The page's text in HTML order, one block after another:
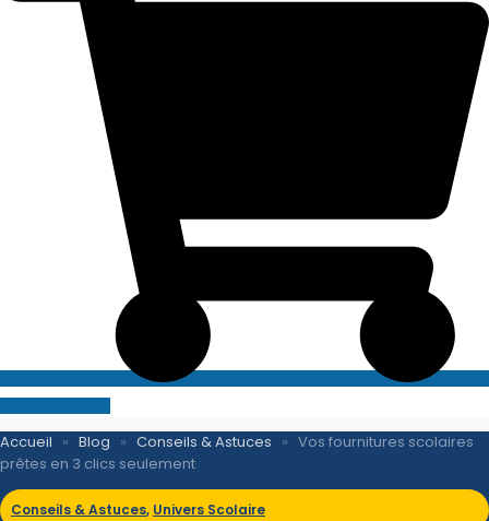
Accueil » Blog » Conseils & Astuces » Vos fournitures scolaires
prêtes en 3 clics seulement
Conseils & Astuces, Univers Scolaire